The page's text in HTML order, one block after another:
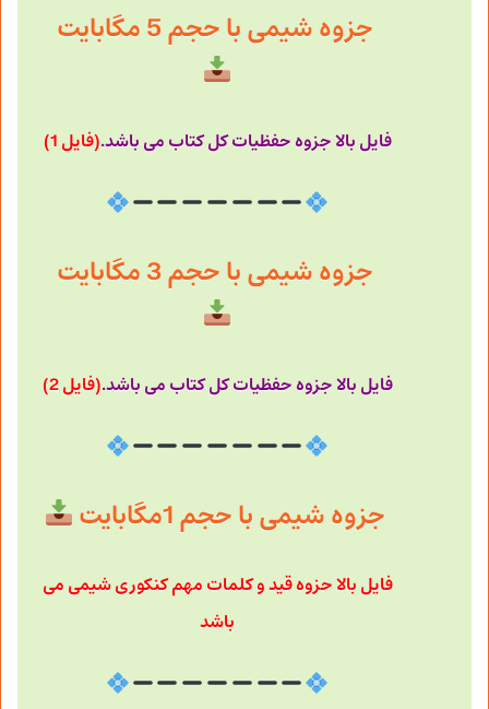
جزوه شیمی با حجم 5 مگابایت
فایل بالا جزوه حفظیات کل کتاب می باشد.(فایل 1)
جزوه شیمی با حجم 3 مگابایت
فایل بالا جزوه حفظیات کل کتاب می باشد.(فایل 2)
جزوه شیمی با حجم 1مگابایت
فایل بالا حزوه قید و کلمات مهم کنکوری شیمی می
باشد